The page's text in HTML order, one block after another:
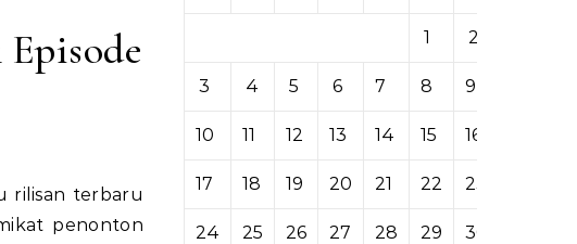
penonton
1 2
3 4 5 6 7 8 9
10 11 12 13 14 15 16
17 18 19 20 21 22 23
24 25 26 27 28 29 30